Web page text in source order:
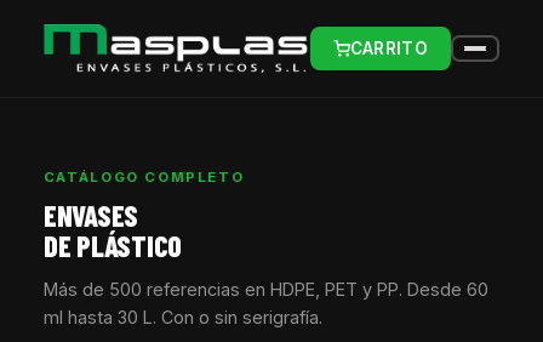
CARRITO
CATÁLOGO COMPLETO
ENVASES
DE PLÁSTICO
Más de 500 referencias en HDPE, PET y PP. Desde 60
ml hasta 30 L. Con o sin serigrafía.